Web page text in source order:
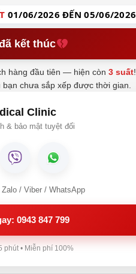
01/06/2026 ĐẾN 05/06/2026
kết thúc
hàng đầu tiên — hiện còn3 suất!
chưa sắp xếp được thời gian.
Clinic
& bảo mật tuyệt đối
/ Viber / WhatsApp
0943 847 799
phút • Miễn phí 100%